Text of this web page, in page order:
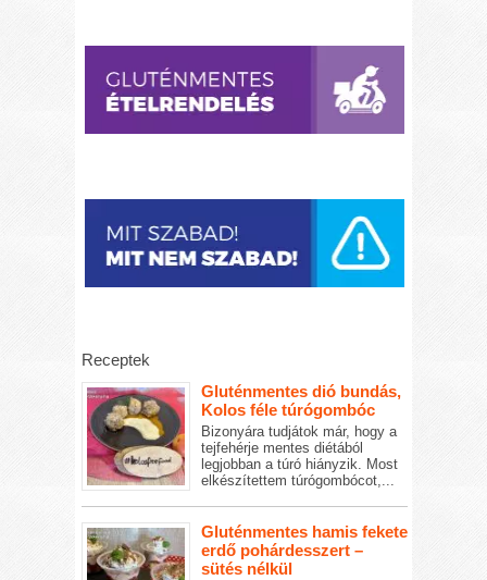
Receptek
Gluténmentes dió bundás,
Kolos féle túrógombóc
Bizonyára tudjátok már, hogy a
tejfehérje mentes diétából
legjobban a túró hiányzik. Most
elkészítettem túrógombócot,...
Gluténmentes hamis fekete
erdő pohárdesszert –
sütés nélkül